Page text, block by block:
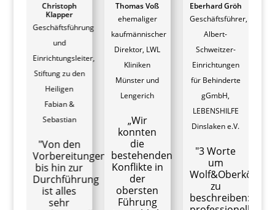
Christoph
Klapper
Geschäftsführung
und
Einrichtungsleiter,
Stiftung zu den
Heiligen
Fabian &
Sebastian
"Von den
Vorbereitungen
bis hin zur
Durchführung
ist alles
sehr
Thomas Voß
ehemaliger
kaufmännischer
Direktor, LWL
Kliniken
Münster und
Lengerich
„Wir
konnten
die
bestehenden
Konflikte in
der
obersten
Führung
Eberhard Gröh
Geschäftsführer,
Albert-
Schweitzer-
Einrichtungen
für Behinderte
gGmbH,
LEBENSHILFE
Dinslaken e.V.
"3 Worte
um
Wolf&Oberkötter
zu
beschreiben: